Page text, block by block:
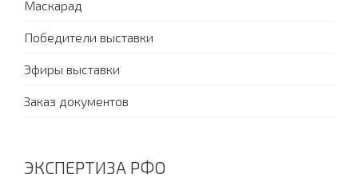
Маскарад
Победители выставки
Эфиры выставки
Заказ документов
ЭКСПЕРТИЗА РФО